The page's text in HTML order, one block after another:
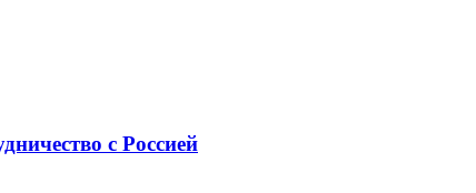
с Россией